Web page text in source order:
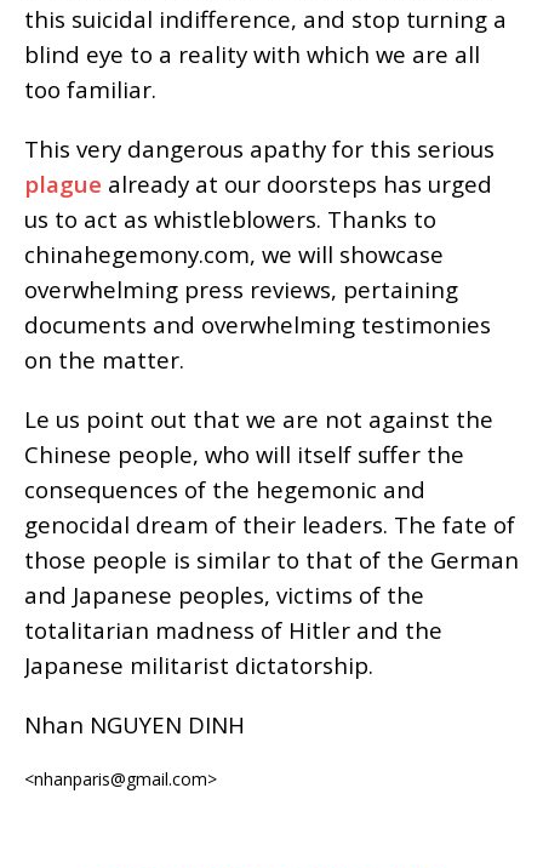
this suicidal indifference, and stop turning a
blind eye to a reality with which we are all
too familiar.
This very dangerous apathy for this serious
plague already at our doorsteps has urged
us to act as whistleblowers. Thanks to
chinahegemony.com, we will showcase
overwhelming press reviews, pertaining
documents and overwhelming testimonies
on the matter.
Le us point out that we are not against the
Chinese people, who will itself suffer the
consequences of the hegemonic and
genocidal dream of their leaders. The fate of
those people is similar to that of the German
and Japanese peoples, victims of the
totalitarian madness of Hitler and the
Japanese militarist dictatorship.
Nhan NGUYEN DINH
<nhanparis@gmail.com>